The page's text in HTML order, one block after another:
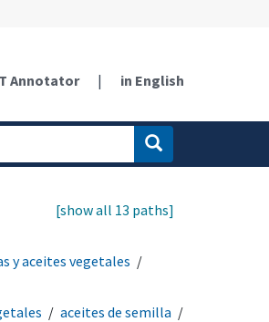
Annotator | in English
[show all 13 paths]
y aceites vegetales
aceites de semilla